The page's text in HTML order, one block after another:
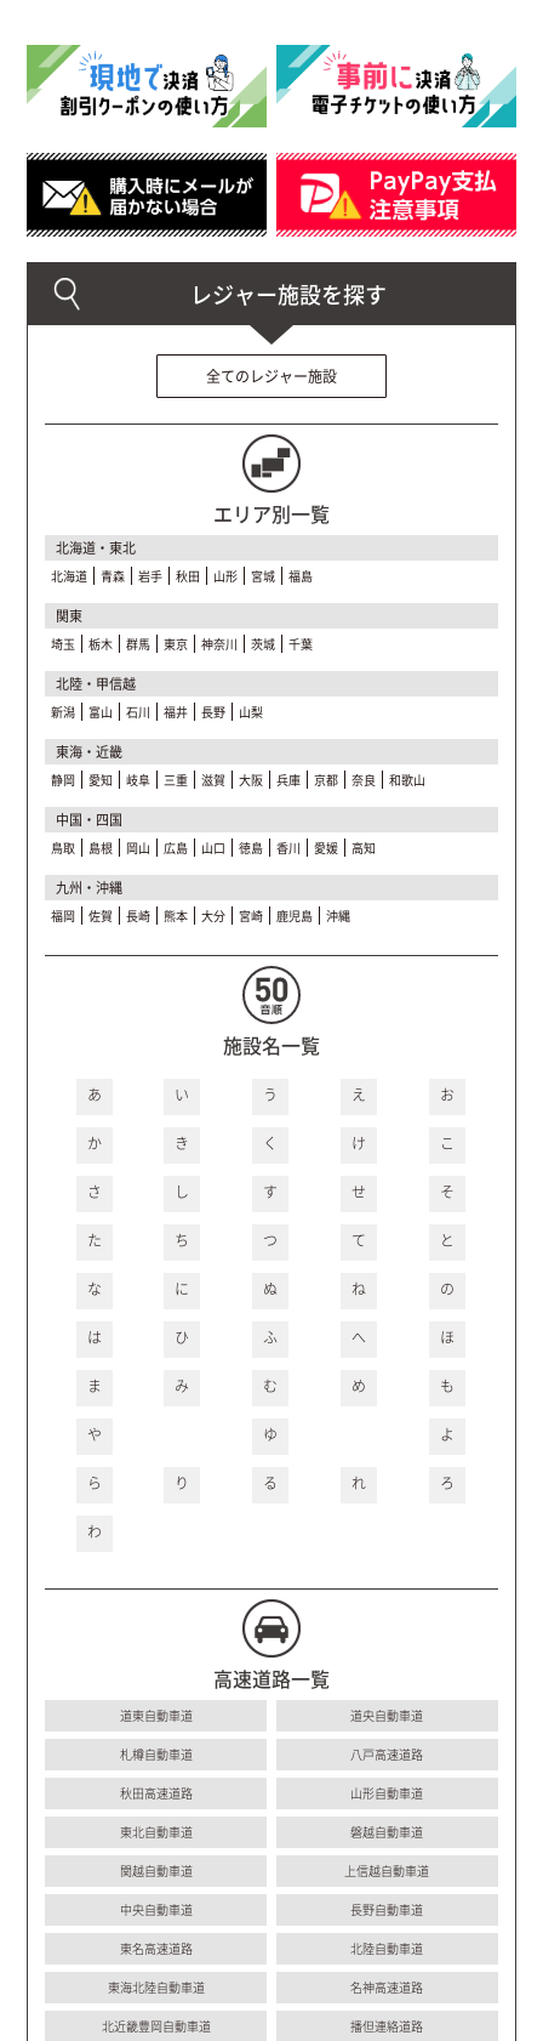
全てのレジャー施設
エリア別一覧
北海道・東北
北海道 青森 岩手 秋田 山形 宮城 福島
関東
埼玉 栃木 群馬 東京 神奈川 茨城 千葉
北陸・甲信越
新潟 富山 石川 福井 長野 山梨
東海・近畿
静岡 愛知 岐阜 三重 滋賀 大阪 兵庫 京都 奈良 和歌山
中国・四国
鳥取 島根 岡山 広島 山口 徳島 香川 愛媛 高知
九州・沖縄
福岡 佐賀 長崎 熊本 大分 宮崎 鹿児島 沖縄
施設名一覧
あ い う え お
か き く け こ
さ し す せ そ
た ち つ て と
な に ぬ ね の
は ひ ふ へ ほ
ま み む め も
や ゆ よ
ら り る れ ろ
わ
高速道路一覧
道東自動車道 道央自動車道
札樽自動車道 八戸高速道路
秋田高速道路 山形自動車道
東北自動車道 磐越自動車道
関越自動車道 上信越自動車道
中央自動車道 長野自動車道
東名高速道路 北陸自動車道
東海北陸自動車道 名神高速道路
北近畿豊岡自動車道 播但連絡道路